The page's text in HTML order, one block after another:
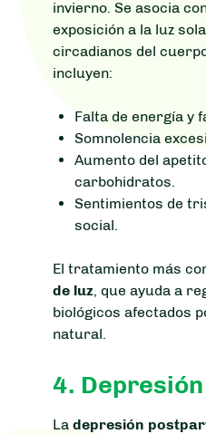
invierno. Se asocia
exposición a la luz
circadianos del
incluyen:
Falta de energía y
Somnolencia
Aumento del
carbohidratos.
Sentimientos de
social.
El tratamiento más
de luz, que ayuda a
biológicos afectados
natural.
4.
La depresión